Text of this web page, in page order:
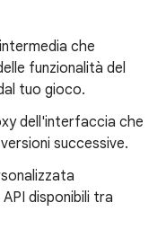
che
funzionalità del
tuo gioco.
dell'interfaccia che
successive.
disponibili tra